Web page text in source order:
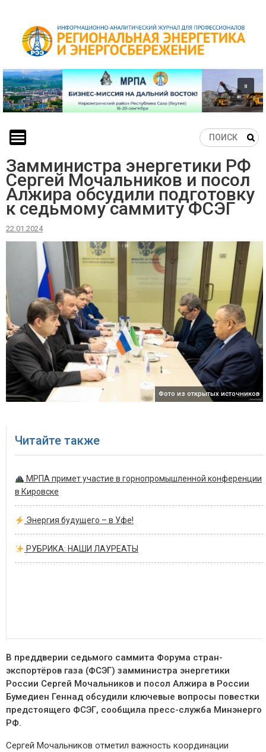
content
Замминистра энергетики РФ
Сергей Мочальников и посол
Алжира обсудили подготовку
к седьмому саммиту ФСЭГ
22.01.2024
Фото из открытых источников
Читайте также
МРПА примет участие в горнопромышленной конференции
в Кировске
Энергия будущего – в Уфе!
РУБРИКА: НАШИ ЛАУРЕАТЫ
В преддверии седьмого саммита Форума стран-
экспортёров газа (ФСЭГ) замминистра энергетики
России Сергей Мочальников и посол Алжира в России
Бумедиен Геннад обсудили ключевые вопросы повестки
предстоящего ФСЭГ, сообщила пресс-служба Минэнерго
РФ.
Сергей Мочальников отметил важность координации